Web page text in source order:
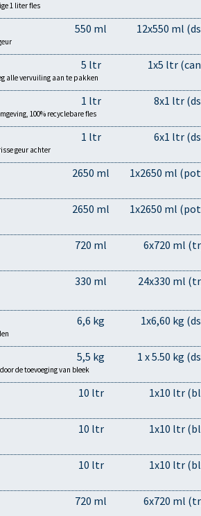
1 liter fles
550 ml 12x550 ml
5 ltr 1x5 ltr
alle vervuiling aan te pakken
1 ltr 8x1 ltr
100% recyclebare fles
1 ltr 6x1 ltr
geur achter
2650 ml 1x2650 ml
2650 ml 1x2650 ml
720 ml 6x720 ml
330 ml 24x330 ml
6,6 kg 1x6,60 kg
5,5 kg 1 x 5.50 kg
de toevoeging van bleek
10 ltr 1x10 ltr
10 ltr 1x10 ltr
10 ltr 1x10 ltr
720 ml 6x720 ml